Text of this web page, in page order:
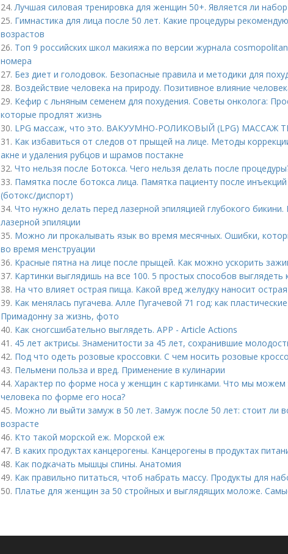
24.Лучшая силовая тренировка для женщин 50+. Является ли
25. Гимнастика для лица после 50 лет. Какие процедуры
возрастов
26. Топ 9 российских школ макияжа по версии журнала
номера
27. Без диет и голодовок. Безопасные правила и методики для
28. Воздействие человека на природу. Позитивное влияние
29. Кефир с льняным семенем для похудения. Советы онколога:
которые продлят жизнь
30. LPG массаж, что это. ВАКУУМНО-РОЛИКОВЫЙ (LPG) МАССАЖ
31. Как избавиться от следов от прыщей на лице. Методы
акне и удаления рубцов и шрамов постакне
32. Что нельзя после Ботокса. Чего нельзя делать после
33. Памятка после ботокса лица. Памятка пациенту после
(ботокс/диспорт)
34. Что нужно делать перед лазерной эпиляцией глубокого бикини.
лазерной эпиляции
35. Можно ли прокалывать язык во время месячных. Ошибки,
во время менструации
36. Красные пятна на лице после прыщей. Как можно ускорить
37. Картинки выглядишь на все 100. 5 простых способов выглядеть
38. На что влияет острая пища. Какой вред желудку наносит
39. Как менялась пугачева. Алле Пугачевой 71 год: как
Примадонну за жизнь, фото
40. Как сногсшибательно выглядеть. APP - Article Actions
41. 45 лет актрисы. Знаменитости за 45 лет, сохранившие
42. Под что одеть розовые кроссовки. С чем носить розовые
43. Пельмени польза и вред. Применение в кулинарии
44. Характер по форме носа у женщин с картинками. Что мы можем
человека по форме его носа?
45. Можно ли выйти замуж в 50 лет. Замуж после 50 лет: стоит ли
возрасте
46. Кто такой морской еж. Морской еж
47. В каких продуктах канцерогены. Канцерогены в продуктах
48. Как подкачать мышцы спины. Анатомия
49. Как правильно питаться, чтоб набрать массу. Продукты для
50. Платье для женщин за 50 стройных и выглядящих моложе.